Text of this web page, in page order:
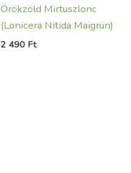
Örökzöld Mirtuszlonc
(Lonicera Nitida Maigrün)
2 490 Ft